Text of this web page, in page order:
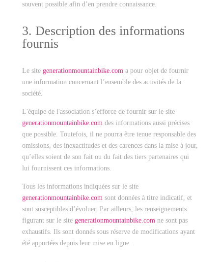
souvent possible afin d’en prendre connaissance.
3. Description des informations
fournis
Le site generationmountainbike.com a pour objet de fournir
une information concernant l’ensemble des activités de la
société.
L'équipe de l'association s’efforce de fournir sur le site
generationmountainbike.com des informations aussi précises
que possible. Toutefois, il ne pourra être tenue responsable des
omissions, des inexactitudes et des carences dans la mise à jour,
qu’elles soient de son fait ou du fait des tiers partenaires qui
lui fournissent ces informations.
Tous les informations indiquées sur le site
generationmountainbike.com sont données à titre indicatif, et
sont susceptibles d’évoluer. Par ailleurs, les renseignements
figurant sur le site generationmountainbike.com ne sont pas
exhaustifs. Ils sont donnés sous réserve de modifications ayant
été apportées depuis leur mise en ligne.